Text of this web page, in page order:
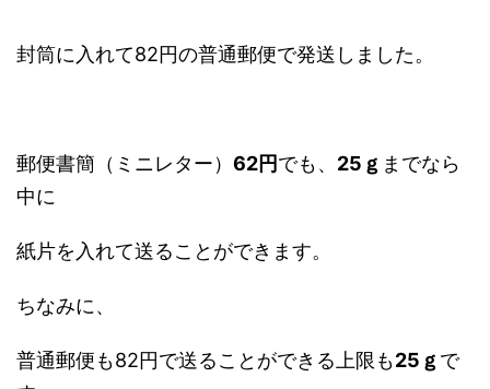
封筒に入れて82円の普通郵便で発送しました。
郵便書簡（ミニレター） 62円でも、 25ｇ までなら
中に
紙片を入れて送ることができます。
ちなみに、
普通郵便も82円で送ることができる上限も25ｇ で